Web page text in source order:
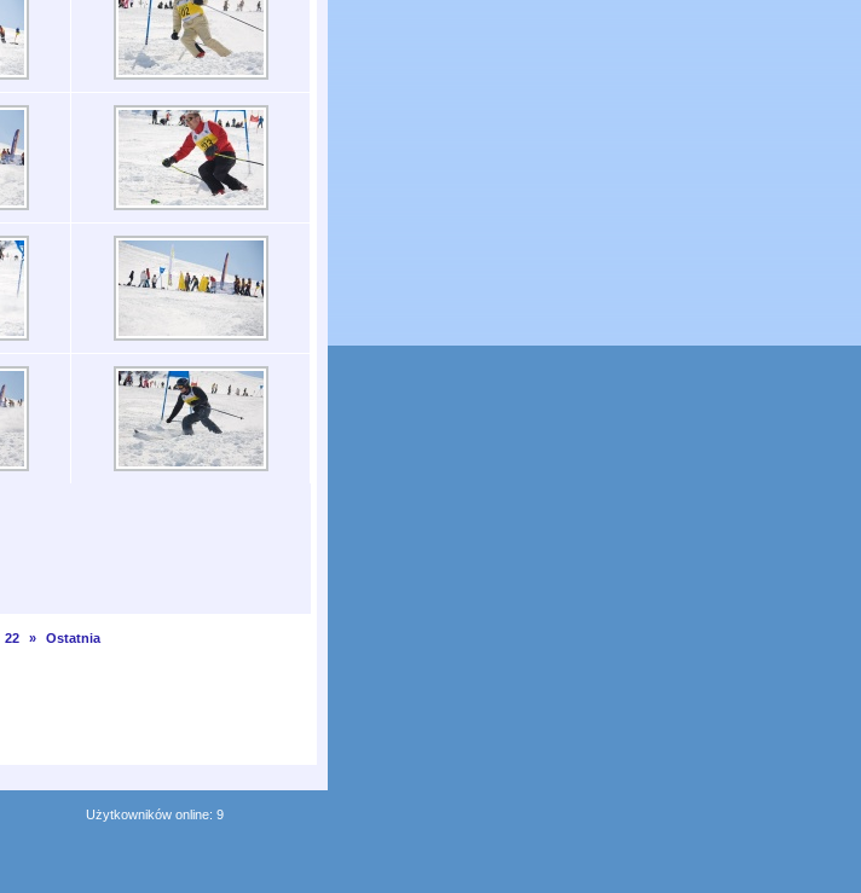
22 » Ostatnia
Użytkowników online: 9